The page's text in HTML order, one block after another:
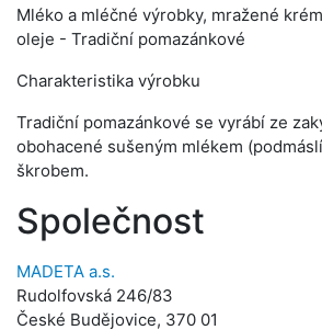
Mléko a mléčné výrobky, mražené
oleje - Tradiční pomazánkové
Charakteristika výrobku
Tradiční pomazánkové se vyrábí ze
obohacené sušeným mlékem
škrobem.
Společnost
MADETA a.s.
Rudolfovská 246/83
České Budějovice, 370 01